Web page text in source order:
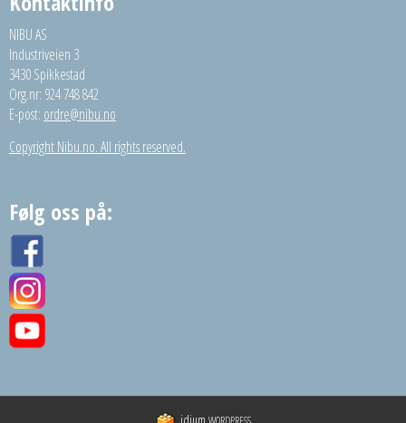
NIBU AS
Industriveien 3
3430 Spikkestad
Org.nr: 924 748 842
E-post: ordre@nibu.no
Copyright Nibu.no. All rights reserved.
Følg oss på: